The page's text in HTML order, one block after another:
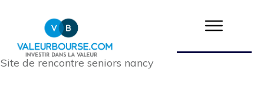
Site de rencontre seniors nancy